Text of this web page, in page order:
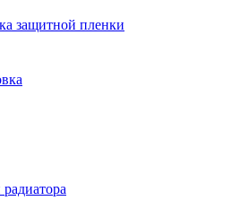
защитной пленки